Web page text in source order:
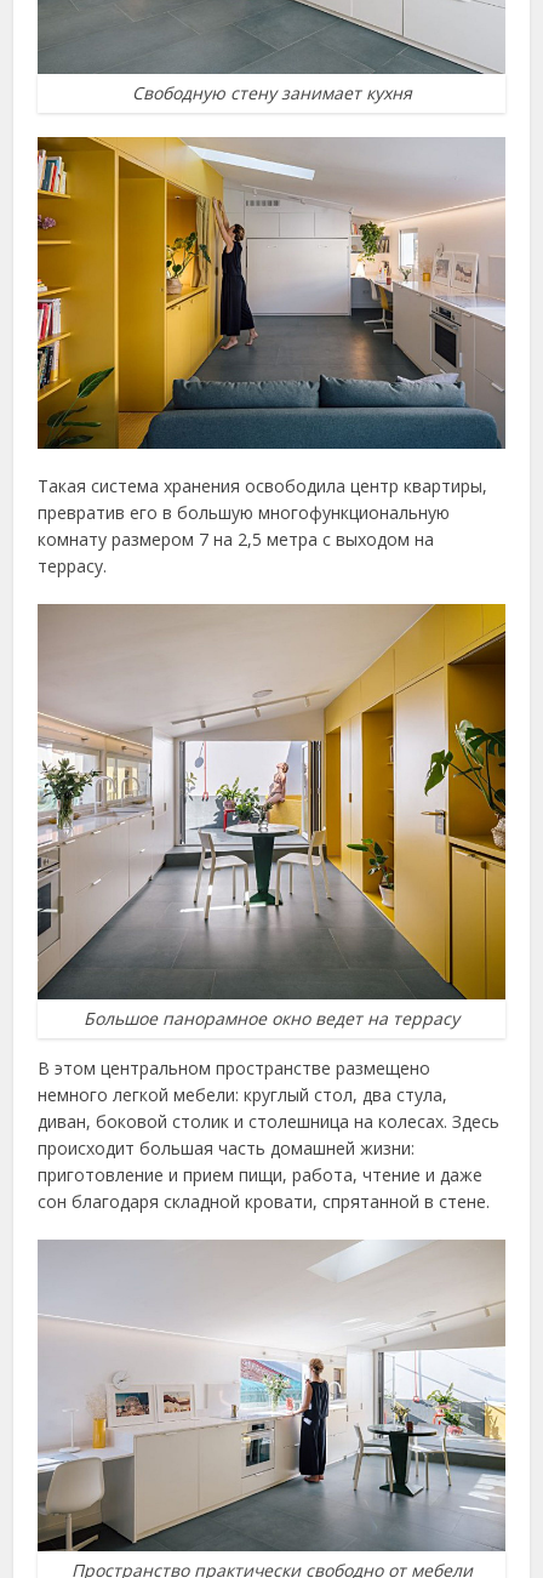
Свободную стену занимает кухня
Такая система хранения освободила центр квартиры,
превратив его в большую многофункциональную
комнату размером 7 на 2,5 метра с выходом на
террасу.
Большое панорамное окно ведет на террасу
В этом центральном пространстве размещено
немного легкой мебели: круглый стол, два стула,
диван, боковой столик и столешница на колесах. Здесь
происходит большая часть домашней жизни:
приготовление и прием пищи, работа, чтение и даже
сон благодаря складной кровати, спрятанной в стене.
Пространство практически свободно от мебели